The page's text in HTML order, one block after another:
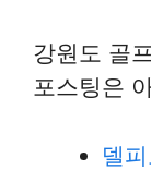
강원도 골
포스팅은
델